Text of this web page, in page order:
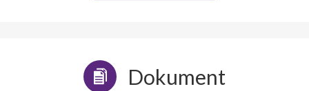
Dokument